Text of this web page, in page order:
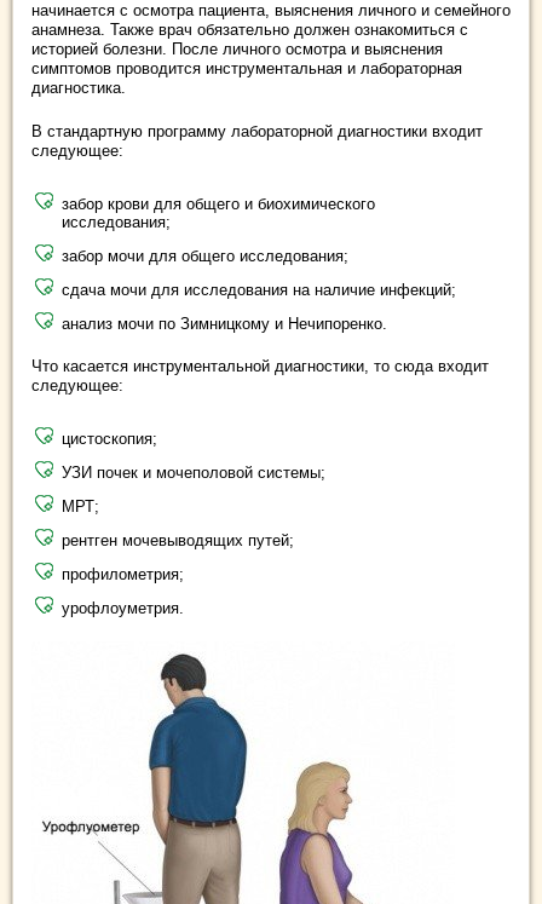
начинается с осмотра пациента, выяснения личного и семейного
анамнеза. Также врач обязательно должен ознакомиться с
историей болезни. После личного осмотра и выяснения
симптомов проводится инструментальная и лабораторная
диагностика.
В стандартную программу лабораторной диагностики входит
следующее:
забор крови для общего и биохимического
исследования;
забор мочи для общего исследования;
сдача мочи для исследования на наличие инфекций;
анализ мочи по Зимницкому и Нечипоренко.
Что касается инструментальной диагностики, то сюда входит
следующее:
цистоскопия;
УЗИ почек и мочеполовой системы;
МРТ;
рентген мочевыводящих путей;
профилометрия;
урофлоуметрия.